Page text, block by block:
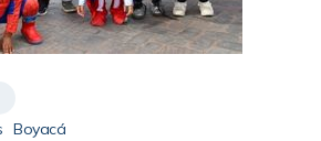
Boyacá